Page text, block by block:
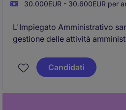
30.000EUR - 30.600EUR per
L'Impiegato Amministrativo
gestione delle attività
degli incassi. La risorsa,
Responsabile di Filiale,
Candidati